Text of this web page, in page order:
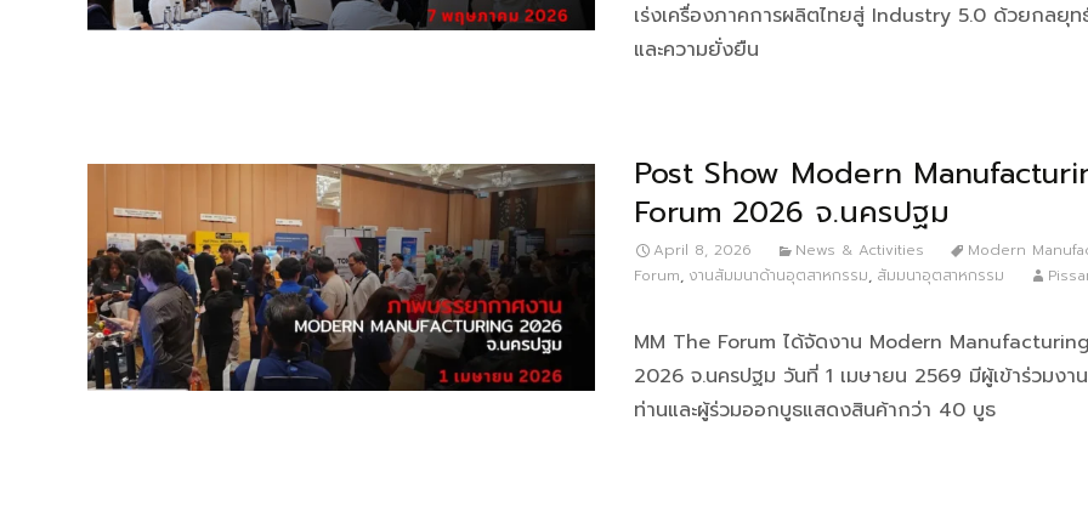
เร่งเครื่องภาคการผลิตไทยสู่ Industry 5.0 ด้วยกลยุท
และความยั่งยืน
Post Show Modern
Forum 2026 จ.นครปฐม
April 8, 2026 News & Activities
Modern
Forum, งานสัมมนาด้านอุตสาหกรรม, สัมมนาอุตสาหกรรม
MM The Forum ได้จัดงาน Modern
2026 จ.นครปฐม วันที่ 1 เมษายน 2569 มีผู้เข้าร่วมง
ท่านและผู้ร่วมออกบูธแสดงสินค้ากว่า 40 บูธ